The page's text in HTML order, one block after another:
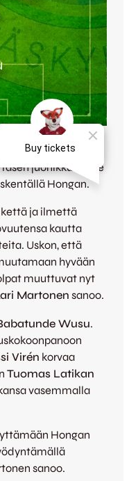
Jani Virtasen
lisä
juonikkuudelle
Hongan.
ja ilmettä
kautta
Uskon, että
hyvään
muuttuvat nyt
Martonen sanoo.
Wusu.
Virén korvaa
Tuomas Latikan
vasemmalla
Hongan
sanoo.